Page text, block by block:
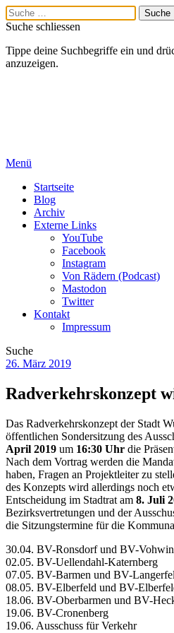
Suche schliessen
Tippe deine Suchbegriffe ein und
anzuzeigen.
Menü
Startseite
Blog
Archiv
Externe Links
YouTube
Facebook
Instagram
Von Rädern (Podcast)
Mastodon
Twitter
Kontakt
Impressum
Suche
26. März 2019
Radverkehrskonzept
Das Radverkehrskonzept der Stadt
öffentlichen Sondersitzung des
April 2019 um 16:30 Uhr die
Nach dem Vortrag werden die
haben, Fragen an Projektleiter zu
des Konzepts wird allerdings noch
Entscheidung im Stadtrat am 8. Juli
Bezirksvertretungen und der
die Sitzungstermine für die
30.04. BV-Ronsdorf und BV-
02.05. BV-Uellendahl-Katernberg
07.05. BV-Barmen und BV-
08.05. BV-Elberfeld und BV-
18.06. BV-Oberbarmen und BV-
19.06. BV-Cronenberg
19.06. Ausschuss für Verkehr